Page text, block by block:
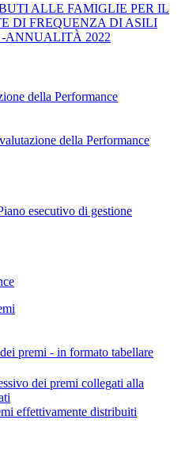
ALLE FAMIGLIE PER IL
DI FREQUENZA DI ASILI
ANNUALITÀ 2022
della Performance
della Performance
esecutivo di gestione
premi - in formato tabellare
dei premi collegati alla
effettivamente distribuiti